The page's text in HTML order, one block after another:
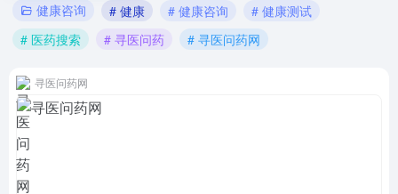
健康咨询 # 健康 # 健康咨询
# 健康测试
# 医药搜索
# 寻医问药 # 寻医问药网
寻医问药网